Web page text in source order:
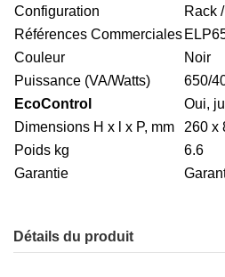
Configuration
Rack
Références Commerciales
Couleur
Noir
Puissance (VA/Watts)
650/
EcoControl
Oui,
Dimensions H x l x P, mm
260 x
Poids kg
6.6
Garantie
Détails du produit